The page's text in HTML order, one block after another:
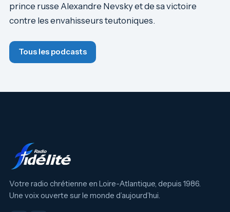
prince russe Alexandre Nevsky et de sa victoire
contre les envahisseurs teutoniques.
Tous les podcasts
Votre radio chrétienne en Loire-Atlantique, depuis 1986.
Une voix ouverte sur le monde d’aujourd’hui.